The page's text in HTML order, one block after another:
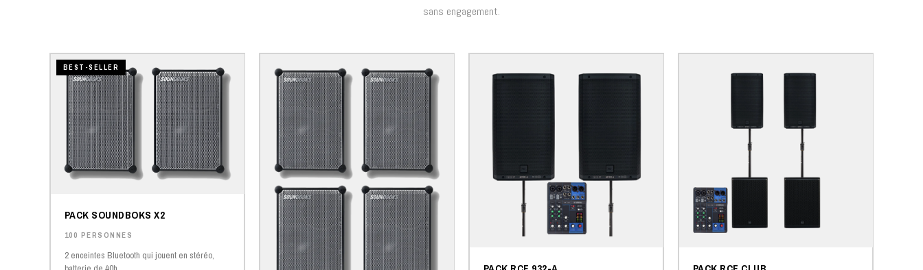
sans engagement.
BEST-SELLER
PACK SOUNDBOKS X2
100 PERSONNES
2 enceintes Bluetooth qui jouent en stéréo,